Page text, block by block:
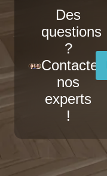
Des
questions
?
Contactez
nos
experts
!